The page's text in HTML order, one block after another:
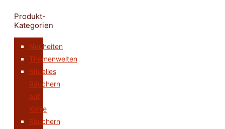
Produkt-
Kategorien
Neuheiten
Themenwelten
Rituelles
Räuchern
auf
Kohle
Räuchern